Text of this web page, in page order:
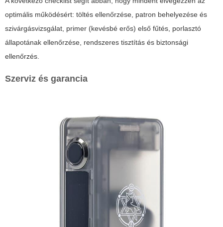
optimális működésért: töltés ellenőrzése, patron behelyezése és
szivárgásvizsgálat, primer (kevésbé erős) első fűtés, porlasztó
állapotának ellenőrzése, rendszeres tisztítás és biztonsági
ellenőrzés.
Szerviz és garancia